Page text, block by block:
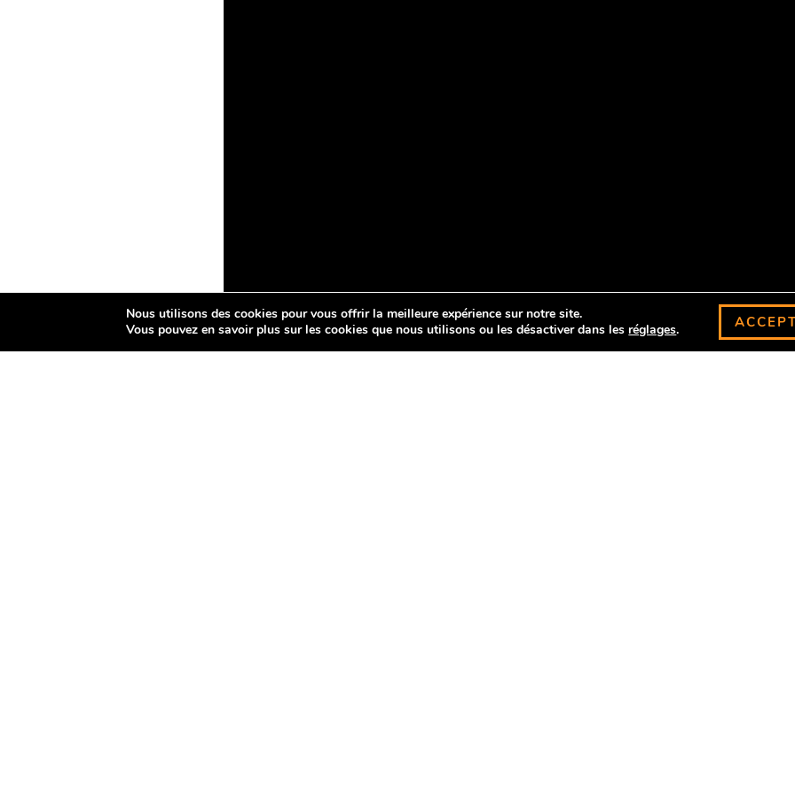
Nous utilisons des cookies pour vous offrir la meilleure expérience sur notre site.
Vous pouvez en savoir plus sur les cookies que nous utilisons ou les désactiver dans lesréglages.